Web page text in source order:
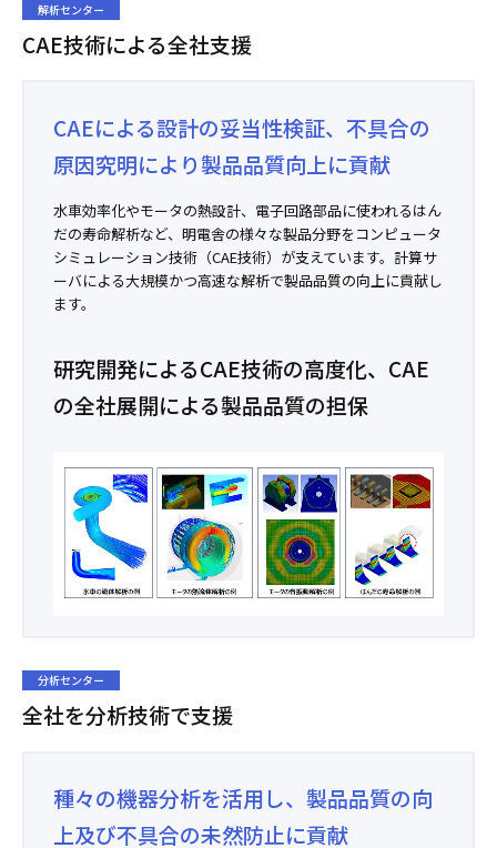
解析センター
CAE技術による全社支援
CAEによる設計の妥当性検証、不具合の
原因究明により製品品質向上に貢献
水車効率化やモータの熱設計、電子回路部品に使われるはん
だの寿命解析など、明電舎の様々な製品分野をコンピュータ
シミュレーション技術（CAE技術）が支えています。計算サ
ーバによる大規模かつ高速な解析で製品品質の向上に貢献し
ます。
研究開発によるCAE技術の高度化、CAE
の全社展開による製品品質の担保
分析センター
全社を分析技術で支援
種々の機器分析を活用し、製品品質の向
上及び不具合の未然防止に貢献